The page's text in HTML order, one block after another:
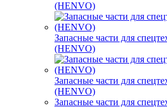
(HENVO)
Запасные части для
(HENVO)
Запасные части для
(HENVO)
Запасные части для